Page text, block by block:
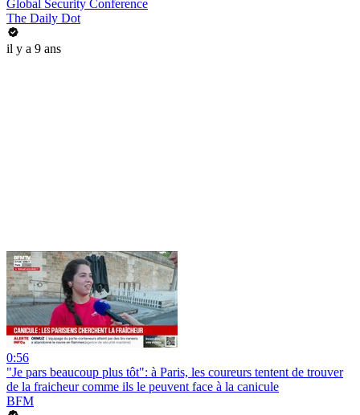
Global Security Conference
The Daily Dot
il y a 9 ans
0:56
"Je pars beaucoup plus tôt": à Paris, les coureurs tentent de trouver
de la fraicheur comme ils le peuvent face à la canicule
BFM